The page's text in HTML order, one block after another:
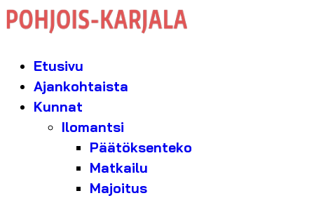
Etusivu
Ajankohtaista
Kunnat
Ilomantsi
Päätöksenteko
Matkailu
Majoitus